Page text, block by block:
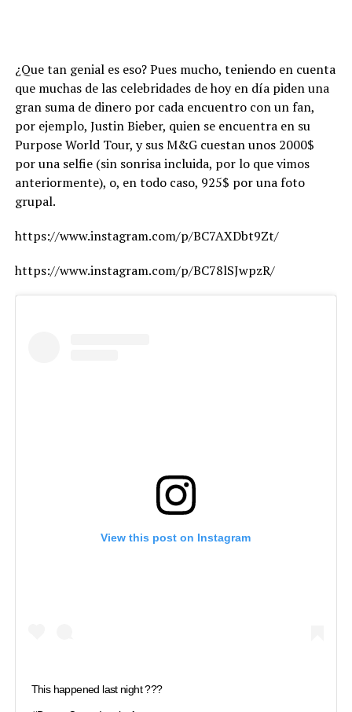
¿Que tan genial es eso? Pues mucho, teniendo en cuenta
que muchas de las celebridades de hoy en día piden una
gran suma de dinero por cada encuentro con un fan,
por ejemplo, Justin Bieber, quien se encuentra en su
Purpose World Tour, y sus M&G cuestan unos 2000$
por una selfie (sin sonrisa incluida, por lo que vimos
anteriormente), o, en todo caso, 925$ por una foto
grupal.
https://www.instagram.com/p/BC7AXDbt9Zt/
https://www.instagram.com/p/BC78lSJwpzR/
View this post on Instagram
This happened last night ???